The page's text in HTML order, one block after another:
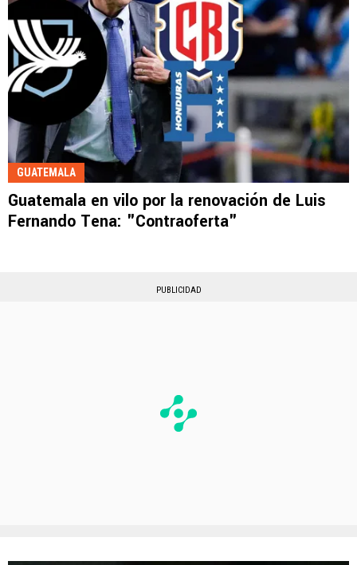
GUATEMALA
Guatemala en vilo por la renovación de Luis
Fernando Tena: "Contraoferta"
PUBLICIDAD